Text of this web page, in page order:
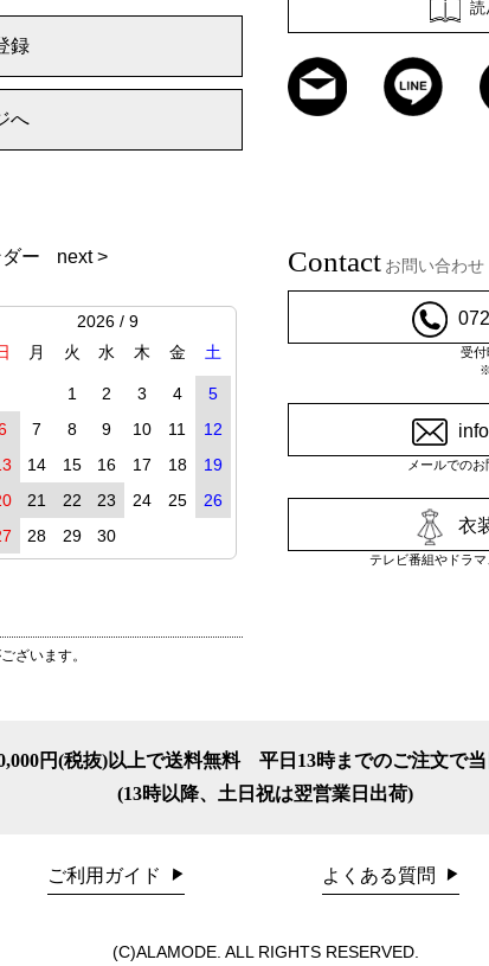
録
へ
読
ー next >
2026 / 9
月 火 水 木 金 土
1 2 3 4
5
7 8 9 10 11
12
14 15 16 17 18
19
21 22 23 24 25
26
28 29 30
ざいます。
Contact お問い合わせ
受付
メールでの
衣
テレビ番組やドラマ
円(税抜)以上で送料無料平日13時までのご注文で当
(13時以降、土日祝は翌営業日出荷)
ご利用ガイド よくある質問
(C)ALAMODE. ALL RIGHTS RESERVED.